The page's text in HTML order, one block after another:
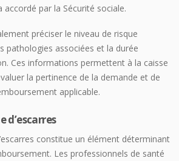
par la Sécurité sociale.
préciser le niveau de risque
pathologies associées et la durée
Ces informations permettent à la caisse
la pertinence de la demande et de
applicable.
d’escarres
constitue un élément déterminant
Les professionnels de santé